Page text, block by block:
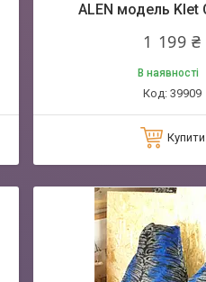
ALEN модель Klet
1 199 ₴
В наявності
39909
Купити